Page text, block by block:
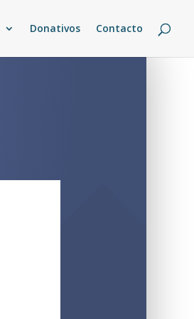
Donativos Contacto